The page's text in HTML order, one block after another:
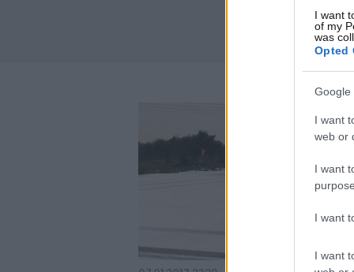
I want
of my
was
Opted
Google
I want
web or
I want
I want
I want